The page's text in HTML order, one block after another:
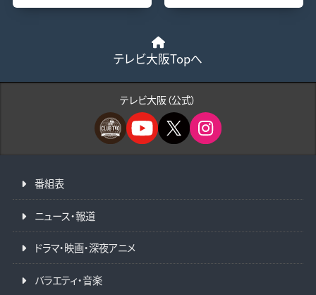
テレビ大阪Topへ
テレビ大阪（公式）
番組表
ニュース・報道
ドラマ・映画・深夜アニメ
バラエティ・音楽